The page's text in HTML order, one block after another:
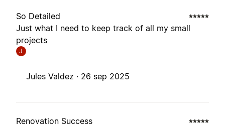
So Detailed
Just what I need to keep track of all my small
projects
J
Jules Valdez · 26 sep 2025
Renovation Success